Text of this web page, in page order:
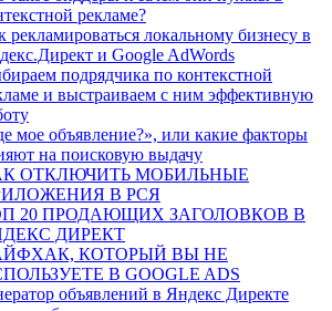
рекламе?
рекламироваться локальному бизнесу в
и Google AdWords
подрядчика по контекстной
и выстраиваем с ним эффективную
мое объявление?», или какие факторы
на поисковую выдачу
ОТКЛЮЧИТЬ МОБИЛЬНЫЕ
В РСЯ
20 ПРОДАЮЩИХ ЗАГОЛОВКОВ В
ДИРЕКТ
КОТОРЫЙ ВЫ НЕ
В GOOGLE ADS
объявлений в Яндекс Директе